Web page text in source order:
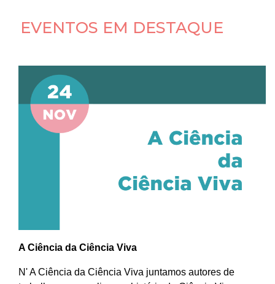
EVENTOS EM DESTAQUE
A Ciência da Ciência Viva
N' A Ciência da Ciência Viva juntamos autores de